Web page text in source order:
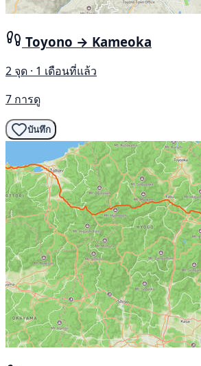
Toyono → Kameoka
2 จุด · 1 เดือนที่แล้ว
7 การดู
บันทึก